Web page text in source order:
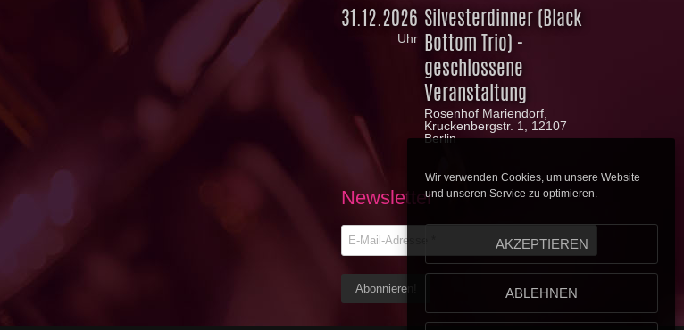
Wir verwenden Cookies, um unsere Website
und unseren Service zu optimieren.
AKZEPTIEREN
ABLEHNEN
31.12.2026
Uhr
Silvesterdinner (Black
Bottom Trio) -
geschlossene
Veranstaltung
Rosenhof Mariendorf,
Kruckenbergstr. 1, 12107
Berlin
Newsletter